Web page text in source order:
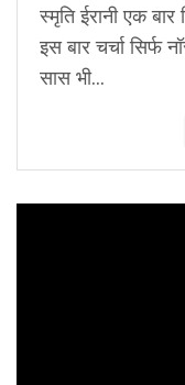
स्मृति ईरानी एक
इस बार चर्चा सिर्फ
सास भी...